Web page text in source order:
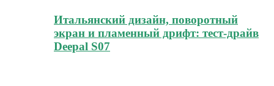
Итальянский дизайн, поворотный
экран и пламенный дрифт: тест-драйв
Deepal S07